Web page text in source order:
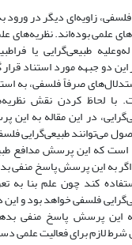
فلسفی، زاویه‌‌‌ای دیگر در
علمی بوده‌‌‌اند. نظریه‌‌های
‌طبیعی‌گرایی یا
دو جبهه مورد استناد قرار
صرفاً فلسفی، به
با لحاظ کردن نقش
در این مقاله به این
می‌توانند ‌طبیعی‌گرایی
است که این پرسش مدافع
به این پرسش پاسخ منفی
کند چون علم بنا به
فلسفی خواهد بود و این
این پرسش پاسخ منفی
لازم برای فعالیت علمی